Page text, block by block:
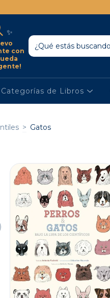
✨
con
Categorías de Libros
> Gatos